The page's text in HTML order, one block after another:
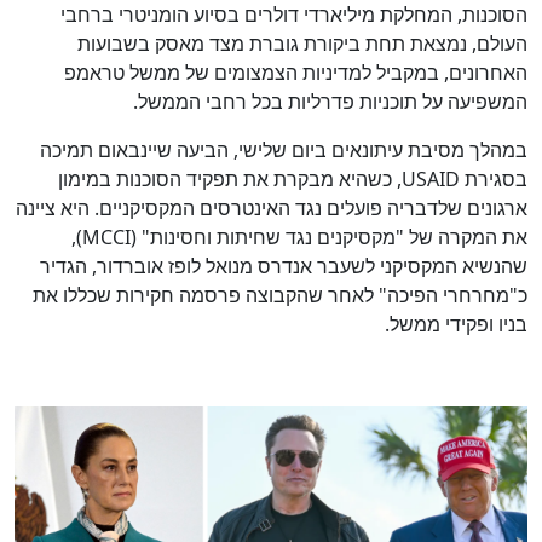
הסוכנות, המחלקת מיליארדי דולרים בסיוע הומניטרי ברחבי
העולם, נמצאת תחת ביקורת גוברת מצד מאסק בשבועות
האחרונים, במקביל למדיניות הצמצומים של ממשל טראמפ
המשפיעה על תוכניות פדרליות בכל רחבי הממשל.
במהלך מסיבת עיתונאים ביום שלישי, הביעה שיינבאום תמיכה
בסגירת USAID, כשהיא מבקרת את תפקיד הסוכנות במימון
ארגונים שלדבריה פועלים נגד האינטרסים המקסיקניים. היא ציינה
את המקרה של "מקסיקנים נגד שחיתות וחסינות" (MCCI),
שהנשיא המקסיקני לשעבר אנדרס מנואל לופז אוברדור, הגדיר
כ"מחרחרי הפיכה" לאחר שהקבוצה פרסמה חקירות שכללו את
בניו ופקידי ממשל.